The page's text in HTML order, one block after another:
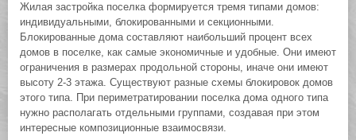
Жилая застройка поселка формируется тремя типами домов:
индивидуальными, блокированными и секционными.
Блокированные дома составляют наибольший процент всех
домов в поселке, как самые экономичные и удобные. Они имеют
ограничения в размерах продольной стороны, иначе они имеют
высоту 2-3 этажа. Существуют разные схемы блокировок домов
этого типа. При периметратировании поселка дома одного типа
нужно располагать отдельными группами, создавая при этом
интересные композиционные взаимосвязи.